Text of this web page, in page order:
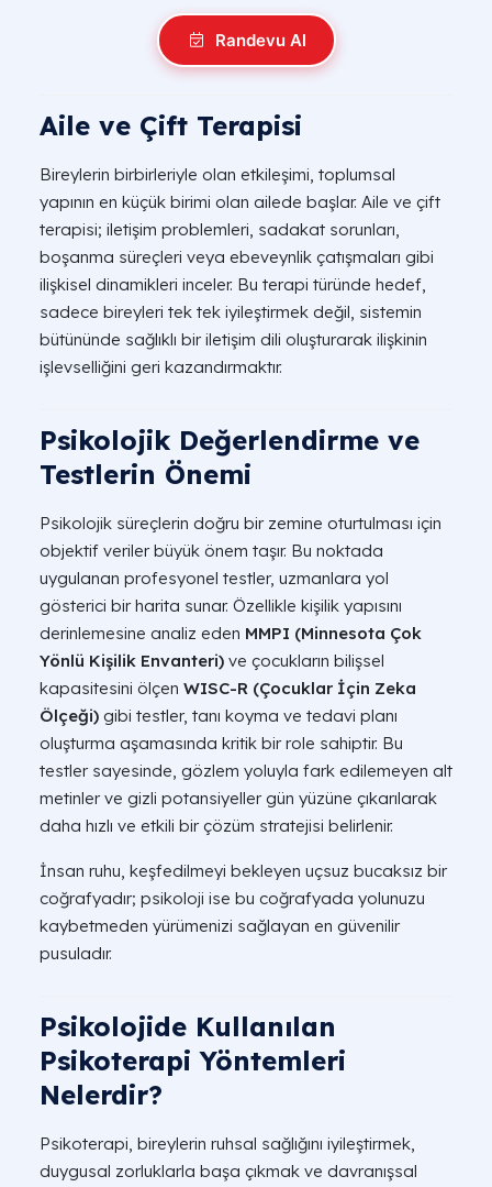
Randevu Al
Aile ve Çift Terapisi
Bireylerin birbirleriyle olan etkileşimi, toplumsal
yapının en küçük birimi olan ailede başlar. Aile ve çift
terapisi; iletişim problemleri, sadakat sorunları,
boşanma süreçleri veya ebeveynlik çatışmaları gibi
ilişkisel dinamikleri inceler. Bu terapi türünde hedef,
sadece bireyleri tek tek iyileştirmek değil, sistemin
bütününde sağlıklı bir iletişim dili oluşturarak ilişkinin
işlevselliğini geri kazandırmaktır.
Psikolojik Değerlendirme ve
Testlerin Önemi
Psikolojik süreçlerin doğru bir zemine oturtulması için
objektif veriler büyük önem taşır. Bu noktada
uygulanan profesyonel testler, uzmanlara yol
gösterici bir harita sunar. Özellikle kişilik yapısını
derinlemesine analiz eden MMPI (Minnesota Çok
Yönlü Kişilik Envanteri) ve çocukların bilişsel
kapasitesini ölçen WISC-R (Çocuklar İçin Zeka
Ölçeği) gibi testler, tanı koyma ve tedavi planı
oluşturma aşamasında kritik bir role sahiptir. Bu
testler sayesinde, gözlem yoluyla fark edilemeyen alt
metinler ve gizli potansiyeller gün yüzüne çıkarılarak
daha hızlı ve etkili bir çözüm stratejisi belirlenir.
İnsan ruhu, keşfedilmeyi bekleyen uçsuz bucaksız bir
coğrafyadır; psikoloji ise bu coğrafyada yolunuzu
kaybetmeden yürümenizi sağlayan en güvenilir
pusuladır.
Psikolojide Kullanılan
Psikoterapi Yöntemleri
Nelerdir?
Psikoterapi, bireylerin ruhsal sağlığını iyileştirmek,
duygusal zorluklarla başa çıkmak ve davranışsal